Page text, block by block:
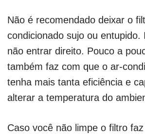
Não é recomendado deixar o
condicionado sujo ou entupido.
não entrar direito. Pouco a
também faz com que o ar-
tenha mais tanta eficiência e
alterar a temperatura do
Caso você não limpe o filtro